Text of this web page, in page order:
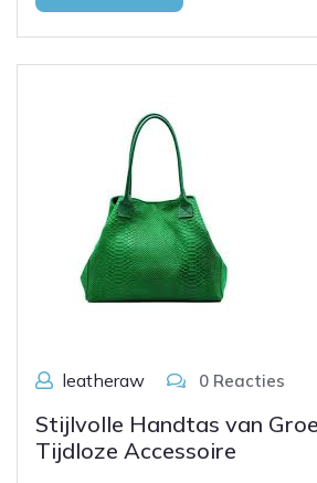
leatheraw 0 Reacties
Stijlvolle Handtas van
Tijdloze Accessoire